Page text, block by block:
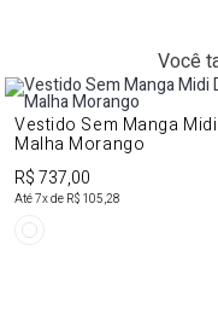
Você
Vestido Sem Manga Midi
Malha Morango
R$ 737,00
Até7x de R$ 105,28